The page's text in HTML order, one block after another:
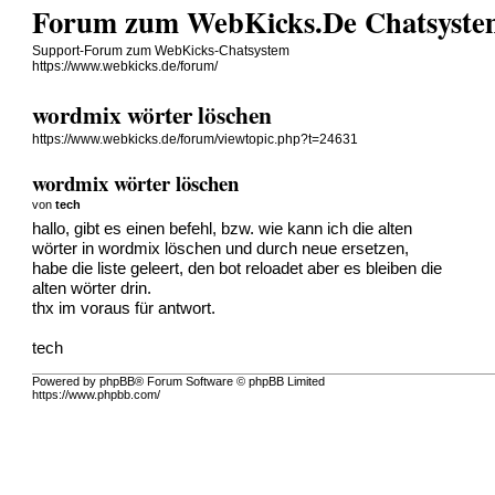
Forum zum WebKicks.De
Support-Forum zum WebKicks-Chatsystem
https://www.webkicks.de/forum/
wordmix wörter löschen
https://www.webkicks.de/forum/viewtopic.php?t=24631
wordmix wörter löschen
vontech
hallo, gibt es einen befehl, bzw. wie kann ich die alten
wörter in wordmix löschen und durch neue ersetzen,
habe die liste geleert, den bot reloadet aber es bleiben die
alten wörter drin.
thx im voraus für antwort.
tech
Powered by phpBB® Forum Software © phpBB Limited
https://www.phpbb.com/